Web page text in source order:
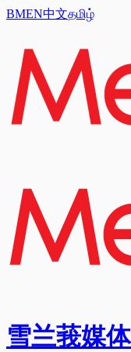
BMEN中文தமிழ்
雪兰莪媒体